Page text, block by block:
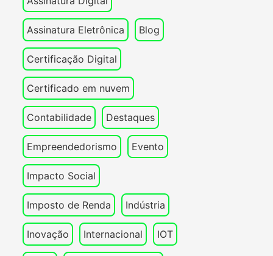
Assinatura Eletrônica Blog
Certificação Digital
Certificado em nuvem
Contabilidade Destaques
Empreendedorismo Evento
Impacto Social
Imposto de Renda Indústria
Inovação Internacional IOT